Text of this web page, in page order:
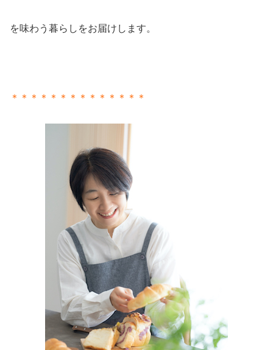
を味わう暮らしをお届けします。
＊＊＊＊＊＊＊＊＊＊＊＊＊＊